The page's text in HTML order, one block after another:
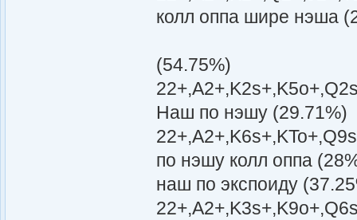
колл оппа шире нэша
(54.75%)
Наш по нэшу (29.71%)
по нэшу колл оппа
наш по экспоиду